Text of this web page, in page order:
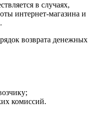
в случаях,
интернет-магазина и
возврата денежных
комиссий.